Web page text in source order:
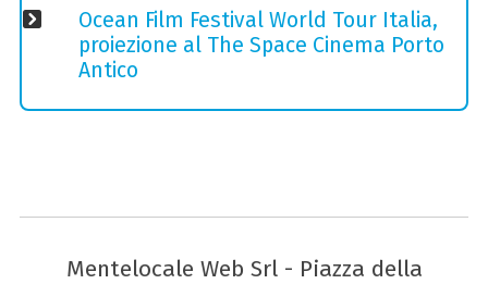
Ocean Film Festival World Tour Italia,
proiezione al The Space Cinema Porto
Antico
Mentelocale Web Srl - Piazza della